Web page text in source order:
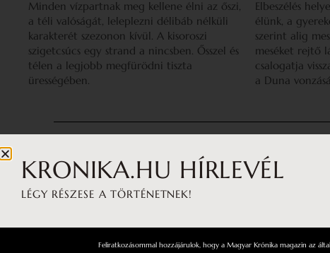
Minden vízpartnak meg kellene élni az őszi,
a téli valóságát, leleplezni délibáb nélküli
karakterét szezonon kívül. A kisoroszi
szigetcsúcs egy strand a nincsben. Ősszel és
télen a legjobb megfürödni tiszta
ürességében.
Elbeszélés
élünk, a
szerint alig
meséket rejtő
csalogatja
a Duna
KRONIKA.HU HÍRLEVÉL
LÉGY RÉSZESE A TÖRTÉNETNEK!
Feliratkozásommal hozzájárulok, hogy a Magyar Krónika magazin az